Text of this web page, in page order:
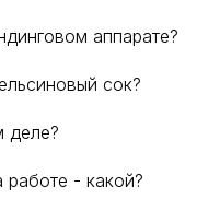
аппарате?
сок?
деле?
- какой?